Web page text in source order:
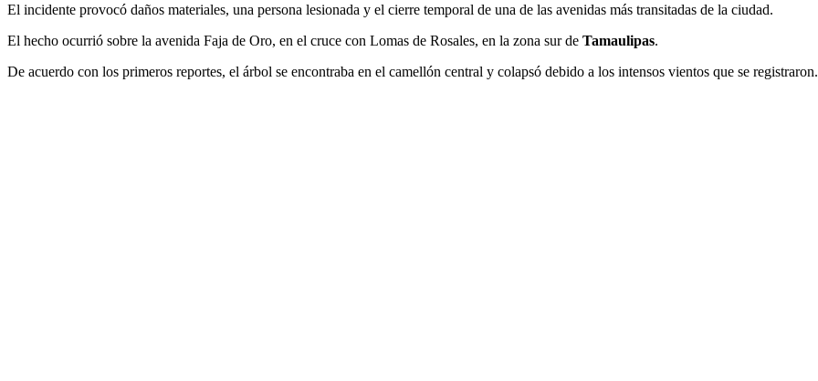
El incidente provocó daños materiales, una persona lesionada y el cierre temporal de una de las avenidas más transitadas de la ciudad.
El hecho ocurrió sobre la avenida Faja de Oro, en el cruce con Lomas de Rosales, en la zona sur de Tamaulipas.
De acuerdo con los primeros reportes, el árbol se encontraba en el camellón central y colapsó debido a los intensos vientos que se registraron.